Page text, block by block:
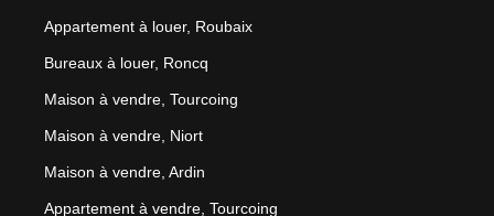
Appartement à louer, Roubaix
Bureaux à louer, Roncq
Maison à vendre, Tourcoing
Maison à vendre, Niort
Maison à vendre, Ardin
Appartement à vendre, Tourcoing